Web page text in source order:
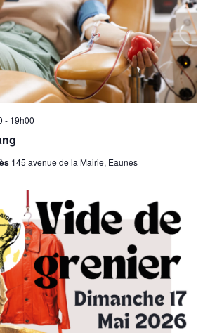
- 19h00
145 avenue de la Mairie, Eaunes